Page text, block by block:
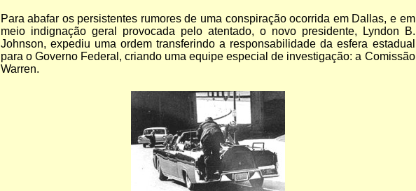
Para abafar os persistentes rumores de uma conspiração ocorrida em Dallas, e em
meio indignação geral provocada pelo atentado, o novo presidente, Lyndon B.
Johnson, expediu uma ordem transferindo a responsabilidade da esfera estadual
para o Governo Federal, criando uma equipe especial de investigação: a Comissão
Warren.